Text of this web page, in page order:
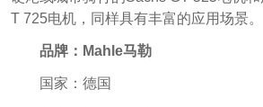
T 725电机，同样具有丰富的应用场景。
品牌：Mahle马勒
国家：德国